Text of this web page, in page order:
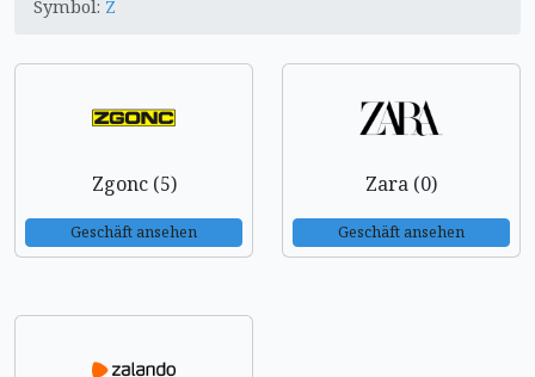
Symbol: Z
Zgonc (5)
Geschäft ansehen
Zara (0)
Geschäft ansehen